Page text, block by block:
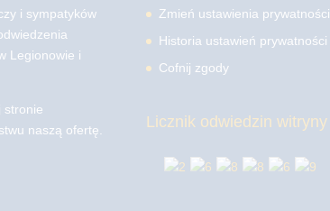
i sympatyków
Legionowie i
stronie
naszą ofertę.
Zmień ustawienia prywatności
Historia ustawień prywatności
Cofnij zgody
Licznik odwiedzin witryny